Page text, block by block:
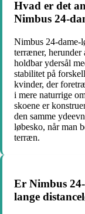
Hvad er det
Nimbus 24-
Nimbus 24-dame-
terræner, herunder
holdbar ydersål
stabilitet på
kvinder, der
i mere naturrige
skoene er
den samme
løbesko, når man
terræn.
Er Nimbus
lange